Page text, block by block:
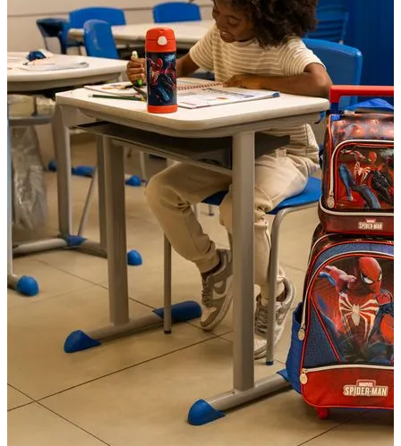
Malas Com Desconto
Últimas unidades
Kits Escolares Com Desconto
malas
Ver todos
Mala de bordo (8 a 10 kg)
Mala Pequena (10 kg)
Mala Média (23 kg)
Mala Grande (32 kg)
Conjunto de Malas
Bolsa de Viagem
Polipropileno
Policarbonato
Tecido
Para Levar à Bordo
Para Despachar
Mochilas
Ver todos
Mochilas Masculinas
Mochilas Femininas
Mochilas Escolares
Mochilas Juvenis